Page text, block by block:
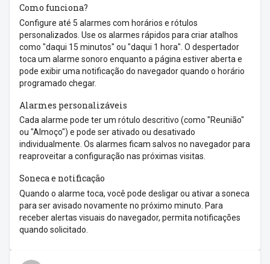
Como funciona?
Configure até 5 alarmes com horários e rótulos
personalizados. Use os alarmes rápidos para criar atalhos
como "daqui 15 minutos" ou "daqui 1 hora". O despertador
toca um alarme sonoro enquanto a página estiver aberta e
pode exibir uma notificação do navegador quando o horário
programado chegar.
Alarmes personalizáveis
Cada alarme pode ter um rótulo descritivo (como "Reunião"
ou "Almoço") e pode ser ativado ou desativado
individualmente. Os alarmes ficam salvos no navegador para
reaproveitar a configuração nas próximas visitas.
Soneca e notificação
Quando o alarme toca, você pode desligar ou ativar a soneca
para ser avisado novamente no próximo minuto. Para
receber alertas visuais do navegador, permita notificações
quando solicitado.